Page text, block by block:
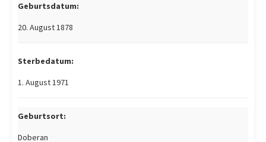
Geburtsdatum:
20. August 1878
Sterbedatum:
1. August 1971
Geburtsort:
Doberan